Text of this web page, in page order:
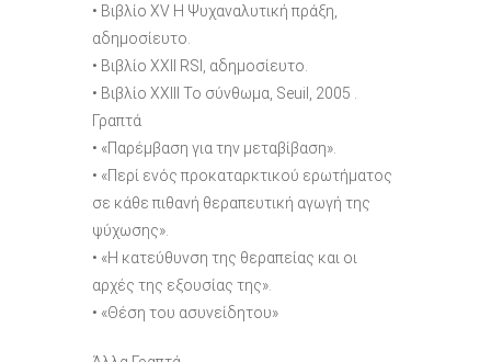
• Βιβλίο ΧV Η Ψυχαναλυτική πράξη,
αδημοσίευτο.
• Βιβλίο XXII RSI, αδημοσίευτο.
• Βιβλίο XXIII Το σύνθωμα, Seuil, 2005 .
Γραπτά
• «Παρέμβαση για την μεταβίβαση».
• «Περί ενός προκαταρκτικού ερωτήματος
σε κάθε πιθανή θεραπευτική αγωγή της
ψύχωσης».
• «Η κατεύθυνση της θεραπείας και οι
αρχές της εξουσίας της».
• «Θέση του ασυνείδητου»